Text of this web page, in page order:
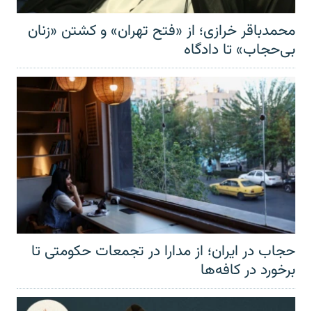
محمدباقر خرازی؛ از «فتح تهران» و کشتن «زنان
بی‌حجاب» تا دادگاه
حجاب در ایران؛ از مدارا در تجمعات حکومتی تا
برخورد در کافه‌ها